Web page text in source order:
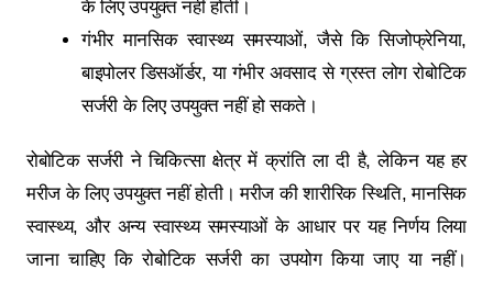
के लिए उपयुक्त नहीं होतीं।
गंभीर मानसिक स्वास्थ्य समस्याओं, जैसे कि सिजोफ्रेनिया,
बाइपोलर डिसऑर्डर, या गंभीर अवसाद से ग्रस्त लोग रोबोटिक
सर्जरी के लिए उपयुक्त नहीं हो सकते।
रोबोटिक सर्जरी ने चिकित्सा क्षेत्र में क्रांति ला दी है, लेकिन यह हर
मरीज के लिए उपयुक्त नहीं होती। मरीज की शारीरिक स्थिति, मानसिक
स्वास्थ्य, और अन्य स्वास्थ्य समस्याओं के आधार पर यह निर्णय लिया
जाना चाहिए कि रोबोटिक सर्जरी का उपयोग किया जाए या नहीं।